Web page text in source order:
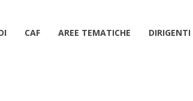
CAF AREE TEMATICHE DIRIGENTI